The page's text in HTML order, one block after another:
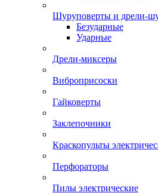
Шуруповерты и дрели-
Безударные
Ударные
Дрели-миксеры
Виброприсоски
Гайковерты
Заклепочники
Краскопульты
Перфораторы
Пилы электрические